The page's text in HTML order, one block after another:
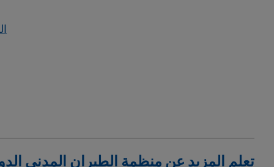
تعلم المزيد عن منظمة الطيران المدني